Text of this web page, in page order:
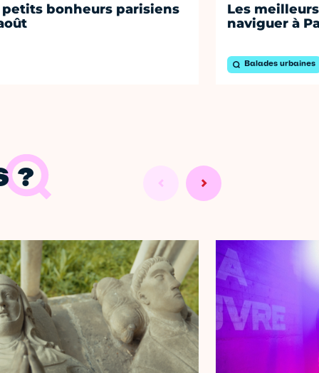
petits bonheurs parisiens
Les
naviguer à
Balades urbaines
?